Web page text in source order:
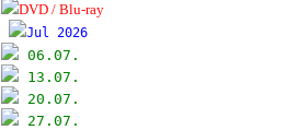
DVD / Blu-ray
Jul 2026
06.07.
13.07.
20.07.
27.07.